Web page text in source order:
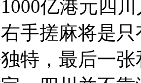
亿港元四
手搓麻将是
特，最后一